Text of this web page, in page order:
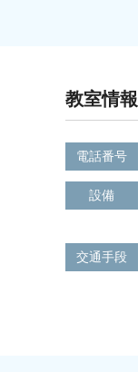
教室情報
電話番号
設備
交通手段